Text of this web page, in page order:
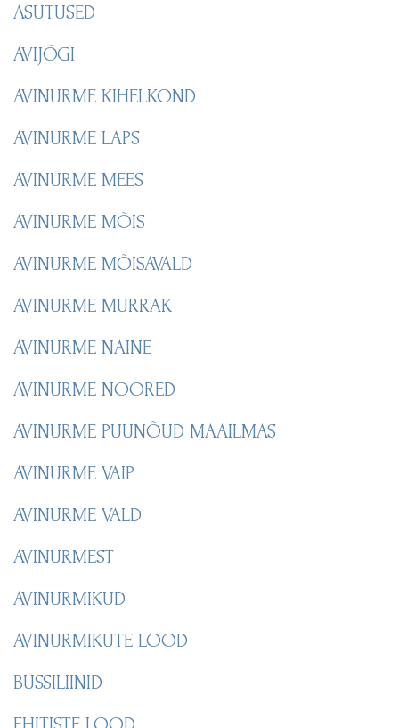
ASUTUSED
AVIJÕGI
AVINURME KIHELKOND
AVINURME LAPS
AVINURME MEES
AVINURME MÕIS
AVINURME MÕISAVALD
AVINURME MURRAK
AVINURME NAINE
AVINURME NOORED
AVINURME PUUNÕUD MAAILMAS
AVINURME VAIP
AVINURME VALD
AVINURMEST
AVINURMIKUD
AVINURMIKUTE LOOD
BUSSILIINID